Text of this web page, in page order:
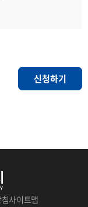
신청하기
사이트맵